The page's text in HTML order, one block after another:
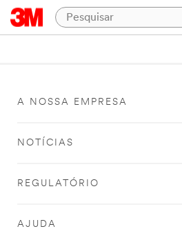
A NOSSA EMPRESA
NOTÍCIAS
REGULATÓRIO
AJUDA